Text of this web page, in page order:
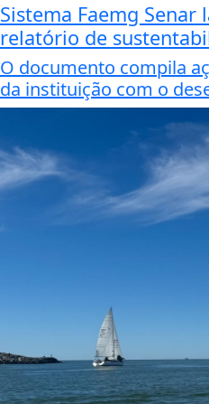
Sistema Faemg
relatório de
O documento compila
da instituição com o